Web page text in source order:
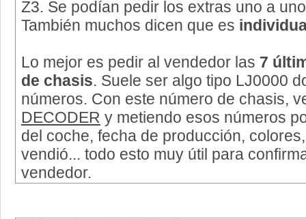
Z3. Se podían pedir los extras uno a
También muchos dicen que es
Lo mejor es pedir al vendedor las 7
de chasis. Suele ser algo tipo LJ0000
números. Con este número de chasis,
DECODER y metiendo esos números
del coche, fecha de producción,
vendió... todo esto muy útil para
vendedor.